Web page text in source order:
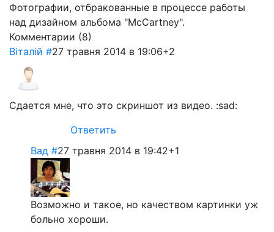
Фотографии, отбракованные в процессе работы
над дизайном альбома "McCartney".
Комментарии (8)
Віталій #27 травня 2014 в 19:06+2
Сдается мне, что это скриншот из видео. :sad:
Ответить
Вад #27 травня 2014 в 19:42+1
Возможно и такое, но качеством картинки уж
больно хороши.